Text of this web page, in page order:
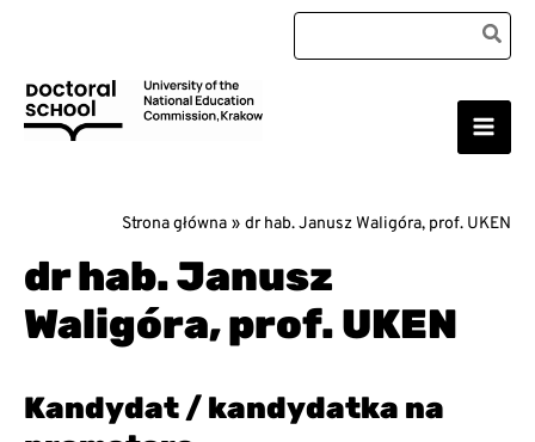
Search
for:
Main
Strona główna dr hab. Janusz Waligóra, prof. UKEN
dr hab. Janusz
Waligóra, prof. UKEN